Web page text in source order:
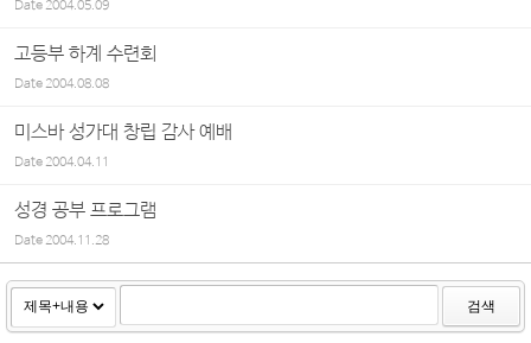
Date2004.05.09
고등부 하계 수련회
Date2004.08.08
미스바 성가대 창립 감사 예배
Date2004.04.11
성경 공부 프로그램
Date2004.11.28
검색